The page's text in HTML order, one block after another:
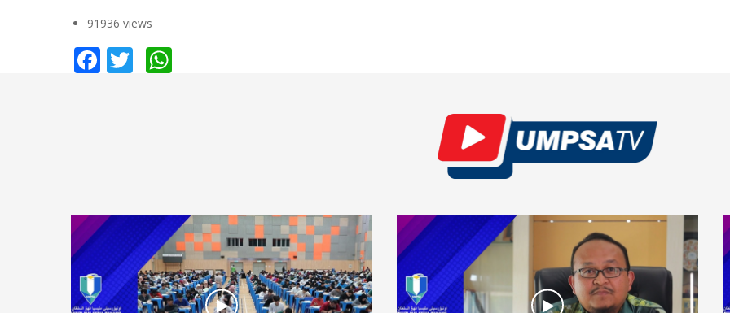
91936 views
Facebook
Twitter